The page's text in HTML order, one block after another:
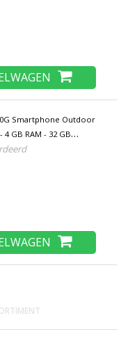
Smartphone Outdoor
4 GB RAM - 32 GB
- 6150mAh